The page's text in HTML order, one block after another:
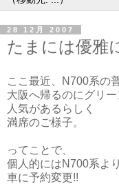
28 12月 2007
たまには優雅
ここ最近、N700系の
大阪へ帰るのにグリ
人気があるらしく
満席のご様子。
ってことで、
個人的にはN700系よ
車に予約変更!!